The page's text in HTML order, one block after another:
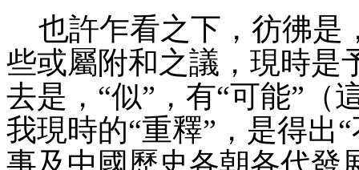
也許乍看之下，彷彿是
些或屬附和之議，現時是
去是， “似”，有“可能”（
我現時的“重釋”，是得出